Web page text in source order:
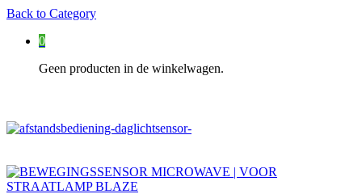
Back to Category
0
Geen producten in de winkelwagen.